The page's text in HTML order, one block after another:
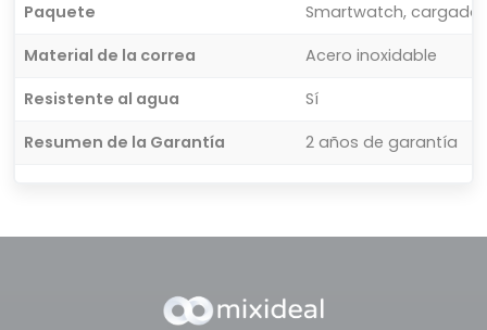
Paquete
Smartwatch,
Material de la correa
Acero inoxidable
Resistente al agua
Sí
Resumen de la Garantía
2 años de garantía